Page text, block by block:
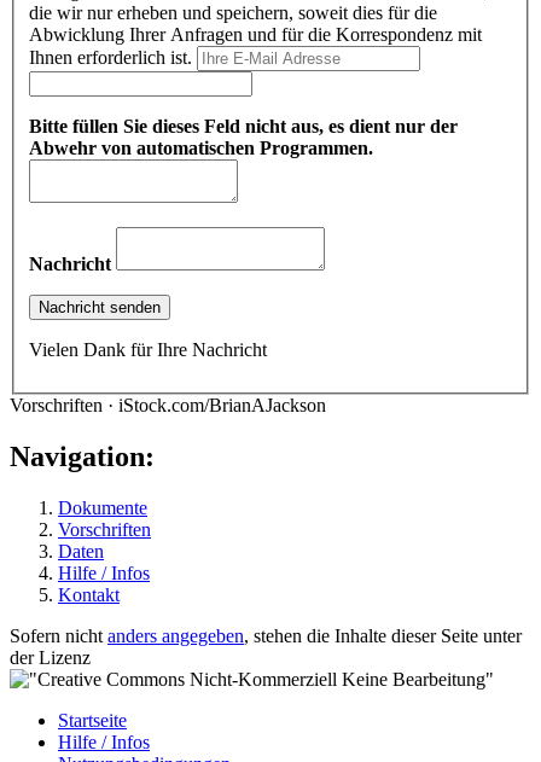
die wir nur erheben und speichern, soweit dies für die
Abwicklung Ihrer Anfragen und für die Korrespondenz mit
Ihnen erforderlich ist.
Bitte füllen Sie dieses Feld nicht aus, es dient nur der
Abwehr von automatischen Programmen.
Nachricht
Vielen Dank für Ihre Nachricht
Vorschriften · iStock.com/BrianAJackson
Navigation:
Dokumente
Vorschriften
Daten
Hilfe / Infos
Kontakt
Sofern nicht anders angegeben, stehen die Inhalte dieser Seite unter
der Lizenz
Startseite
Hilfe / Infos